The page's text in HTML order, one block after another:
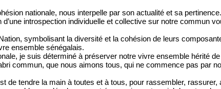
nationale, nous interpelle par son actualité et sa
introspection individuelle et collective sur notre commun
symbolisant la diversité et la cohésion de leurs
ensemble sénégalais.
je suis déterminé à préserver notre vivre ensemble hérité
commun, que nous aimons tous, qui ne commence pas par
de tendre la main à toutes et à tous, pour rassembler, rassurer,